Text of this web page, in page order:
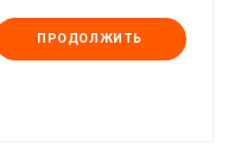
ПРОДОЛЖИТЬ